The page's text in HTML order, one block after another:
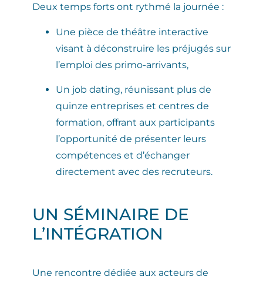
Deux temps forts ont rythmé la journée :
Une pièce de théâtre interactive
visant à déconstruire les préjugés sur
l’emploi des primo-arrivants,
Un job dating, réunissant plus de
quinze entreprises et centres de
formation, offrant aux participants
l’opportunité de présenter leurs
compétences et d’échanger
directement avec des recruteurs.
UN SÉMINAIRE DE
L’INTÉGRATION
Une rencontre dédiée aux acteurs de